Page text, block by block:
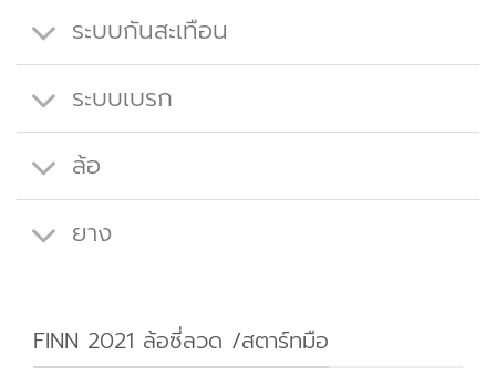
ระบบกันสะเทือน
ระบบเบรก
ล้อ
ยาง
FINN 2021 ล้อซี่ลวด /สตาร์ทมือ